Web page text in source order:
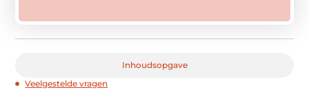
Inhoudsopgave
Veelgestelde vragen